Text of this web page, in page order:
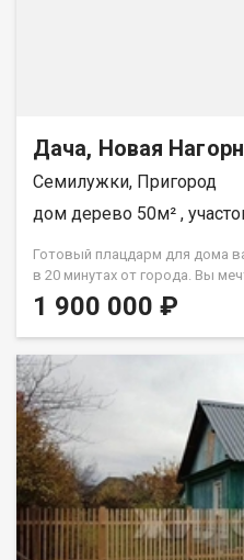
Дача, Новая
Семилужки, Пригород
дом дерево 50м² ,
Готовый плацдарм для дома
в 20 минутах от города. Вы
загородном доме, утопающем
мысль о стройке в чистом
идеальное решение, которое
удовольствие! Продается не
живописном селе Семилужки.
жить на природе уже сейчас,
планируете и строите дом
ЦЕЛЫХ 30 СОТОК ИДЕАЛЬНОЙ
правильной формы это
смелых ландшафтных и
места для всего: и для
бассейном, и для сада с
Простор и приватность
1 900 000 ₽